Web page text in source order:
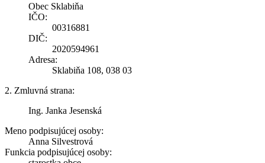
Obec Sklabiňa
IČO:
00316881
DIČ:
2020594961
Adresa:
Sklabiňa 108, 038 03
2. Zmluvná strana:
Ing. Janka Jesenská
Meno podpisujúcej osoby:
Anna Silvestrová
Funkcia podpisujúcej osoby: